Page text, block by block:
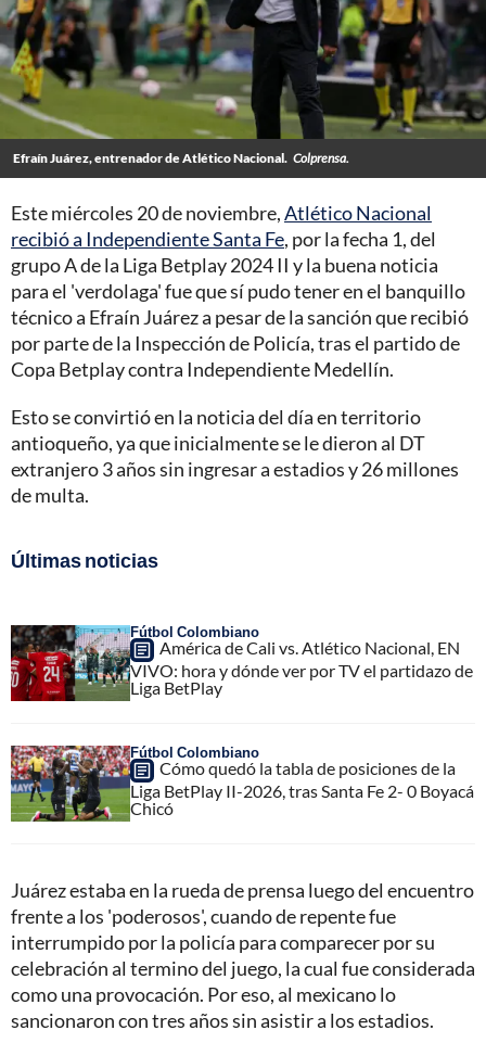
Efraín Juárez, entrenador de Atlético Nacional. Colprensa.
Este miércoles 20 de noviembre,Atlético Nacional
recibió a Independiente Santa Fe, por la fecha 1, del
grupo A de la Liga Betplay 2024 II y la buena noticia
para el 'verdolaga' fue que sí pudo tener en el banquillo
técnico a Efraín Juárez a pesar de la sanción que recibió
por parte de la Inspección de Policía, tras el partido de
Copa Betplay contra Independiente Medellín.
Esto se convirtió en la noticia del día en territorio
antioqueño, ya que inicialmente se le dieron al DT
extranjero 3 años sin ingresar a estadios y 26 millones
de multa.
Últimas noticias
Fútbol Colombiano
América de Cali vs. Atlético Nacional, EN
VIVO: hora y dónde ver por TV el partidazo de
Liga BetPlay
Fútbol Colombiano
Cómo quedó la tabla de posiciones de la
Liga BetPlay II-2026, tras Santa Fe 2- 0 Boyacá
Chicó
Juárez estaba en la rueda de prensa luego del encuentro
frente a los 'poderosos', cuando de repente fue
interrumpido por la policía para comparecer por su
celebración al termino del juego, la cual fue considerada
como una provocación. Por eso, al mexicano lo
sancionaron con tres años sin asistir a los estadios.